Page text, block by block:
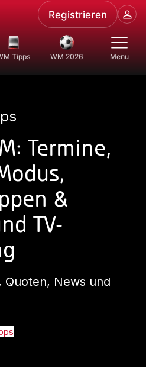
Registrieren
Tipps WM 2026 Menu
Termine,
&
TV-
Quoten, News und